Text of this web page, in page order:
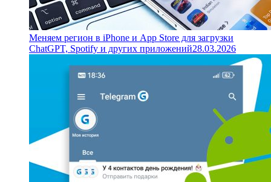
Меняем регион в iPhone и App Store для загрузки
ChatGPT, Spotify и других приложений28.03.2026